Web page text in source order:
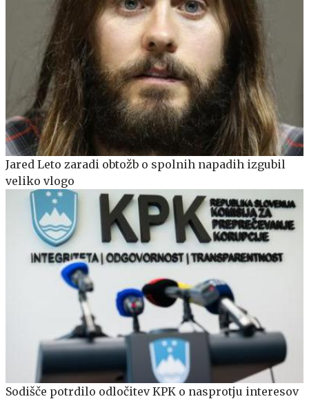
Jared Leto zaradi obtožb o spolnih napadih izgubil
veliko vlogo
Sodišče potrdilo odločitev KPK o nasprotju interesov